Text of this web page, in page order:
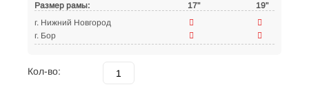
Размер рамы: 17"
19"
г. Нижний Новгород
г. Бор
Кол-во: